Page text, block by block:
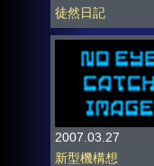
徒然日記
2007.03.27
新型機構想